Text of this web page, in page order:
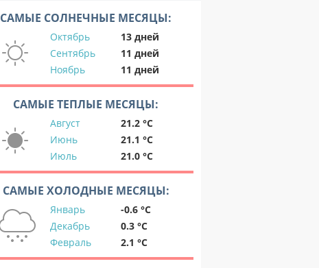
САМЫЕ СОЛНЕЧНЫЕ МЕСЯЦЫ:
Октябрь
13 дней
Сентябрь
11 дней
Ноябрь
11 дней
САМЫЕ ТЕПЛЫЕ МЕСЯЦЫ:
Август
21.2 °C
Июнь
21.1 °C
Июль
21.0 °C
САМЫЕ ХОЛОДНЫЕ МЕСЯЦЫ:
Январь
-0.6 °C
Декабрь
0.3 °C
Февраль
2.1 °C